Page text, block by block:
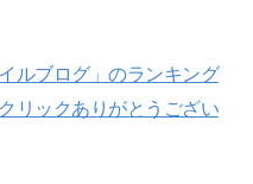
ルブログ」のランキング
リックありがとうござい